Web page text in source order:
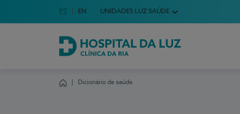
Escolha o seu idioma
Idioma em Português
PT English Language
EN UNIDADES LUZ SAÚDE
Hospital da Luz Clínica da Ria
Dicionário de saúde